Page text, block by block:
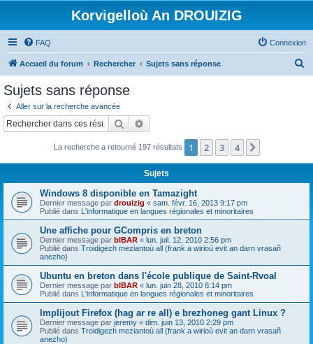
Korvigelloù An DROUIZIG
FAQ Connexion
Accueil du forum Rechercher Sujets sans réponse
c
Sujets sans réponse
Aller sur la recherche avancée
Rechercher
La recherche a retourné 197 résultats 1 2 3 4
Sujets
Windows 8 disponible en Tamazight
Dernier message par drouizig « sam. févr. 16, 2013 9:17 pm
Publié dans L'informatique en langues régionales et minoritaires
Une affiche pour GCompris en breton
Dernier message par bIBAR « lun. juil. 12, 2010 2:56 pm
Publié dans Troidigezh meziantoù all (frank a wirioù evit an darn vrasañ
anezho)
Ubuntu en breton dans l'école publique de Saint-Rvoal
Dernier message par bIBAR « lun. juin 28, 2010 8:14 pm
Publié dans L'informatique en langues régionales et minoritaires
Implijout Firefox (hag ar re all) e brezhoneg gant Linux ?
Dernier message par jeremy « dim. juin 13, 2010 2:29 pm
Publié dans Troidigezh meziantoù all (frank a wirioù evit an darn vrasañ
anezho)